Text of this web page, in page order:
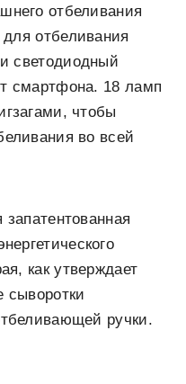
отбеливания
отбеливания
светодиодный
смартфона. 18 ламп
чтобы
во всей
как утверждает
сыворотки
ручки.